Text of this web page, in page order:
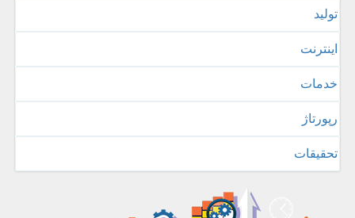
تولید
اینترنت
خدمات
رپورتاژ
تحقیقات